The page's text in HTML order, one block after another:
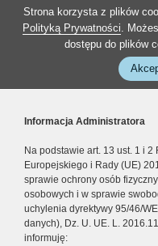
Strona korzysta z plików
Polityką Prywatności.
dostępu do plików
Informacja Administratora
Na podstawie art. 13 ust. 1 i
Europejskiego i Rady (UE)
sprawie ochrony osób
osobowych i w sprawie
uchylenia dyrektywy 95/46/
danych), Dz. U. UE. L.
informuję: